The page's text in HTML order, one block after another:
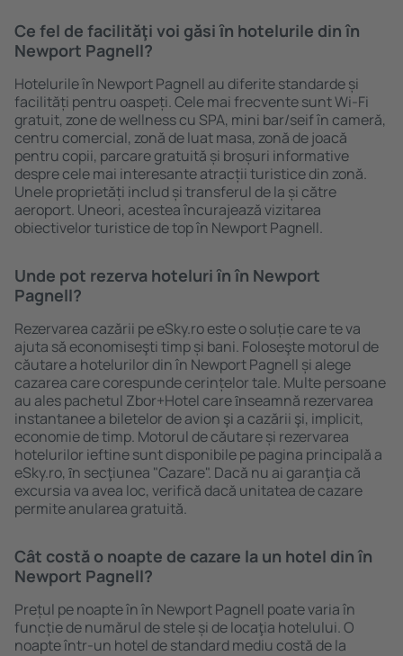
Ce fel de facilităţi voi găsi ȋn hotelurile din în
Newport Pagnell?
Hotelurile în Newport Pagnell au diferite standarde și
facilități pentru oaspeți. Cele mai frecvente sunt Wi-Fi
gratuit, zone de wellness cu SPA, mini bar/seif în cameră,
centru comercial, zonă de luat masa, zonă de joacă
pentru copii, parcare gratuită și broșuri informative
despre cele mai interesante atracții turistice din zonă.
Unele proprietăți includ și transferul de la și către
aeroport. Uneori, acestea încurajează vizitarea
obiectivelor turistice de top în Newport Pagnell.
Unde pot rezerva hoteluri ȋn în Newport
Pagnell?
Rezervarea cazării pe eSky.ro este o soluție care te va
ajuta să economiseşti timp și bani. Foloseşte motorul de
căutare a hotelurilor din în Newport Pagnell și alege
cazarea care corespunde cerințelor tale. Multe persoane
au ales pachetul Zbor+Hotel care ȋnseamnă rezervarea
instantanee a biletelor de avion şi a cazării şi, implicit,
economie de timp. Motorul de căutare și rezervarea
hotelurilor ieftine sunt disponibile pe pagina principală a
eSky.ro, ȋn secţiunea "Cazare". Dacă nu ai garanţia că
excursia va avea loc, verifică dacă unitatea de cazare
permite anularea gratuită.
Cât costă o noapte de cazare la un hotel din în
Newport Pagnell?
Prețul pe noapte în în Newport Pagnell poate varia în
funcție de numărul de stele și de locaţia hotelului. O
noapte într-un hotel de standard mediu costă de la